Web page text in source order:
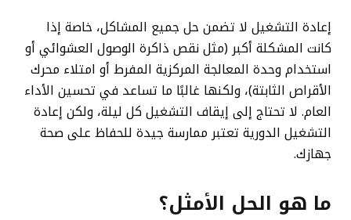
إعادة التشغيل لا تضمن حل جميع المشاكل، خاصة إذا
كانت المشكلة أكبر (مثل نقص ذاكرة الوصول العشوائي أو
استخدام وحدة المعالجة المركزية المفرط أو امتلاء محرك
الأقراص الثابتة)، ولكنها غالبًا ما تساعد في تحسين الأداء
العام. لا تحتاج إلى إيقاف التشغيل كل ليلة، ولكن إعادة
التشغيل الدورية تعتبر ممارسة جيدة للحفاظ على صحة
جهازك.
ما هو الحل الأمثل؟